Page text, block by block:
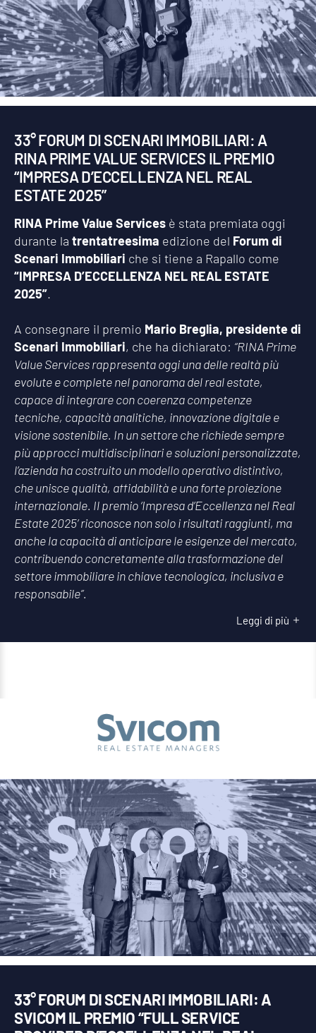
33° FORUM DI SCENARI IMMOBILIARI: A
RINA PRIME VALUE SERVICES IL PREMIO
“IMPRESA D’ECCELLENZA NEL REAL
ESTATE 2025”
RINA Prime Value Services è stata premiata oggi
durante la trentatreesima edizione del Forum di
Scenari Immobiliari che si tiene a Rapallo come
“IMPRESA D’ECCELLENZA NEL REAL ESTATE
2025”.
A consegnare il premio Mario Breglia, presidente di
Scenari Immobiliari, che ha dichiarato: “RINA Prime
Value Services rappresenta oggi una delle realtà più
evolute e complete nel panorama del real estate,
capace di integrare con coerenza competenze
tecniche, capacità analitiche, innovazione digitale e
visione sostenibile. In un settore che richiede sempre
più approcci multidisciplinari e soluzioni personalizzate,
l’azienda ha costruito un modello operativo distintivo,
che unisce qualità, affidabilità e una forte proiezione
internazionale. Il premio ‘Impresa d’Eccellenza nel Real
Estate 2025’ riconosce non solo i risultati raggiunti, ma
anche la capacità di anticipare le esigenze del mercato,
contribuendo concretamente alla trasformazione del
settore immobiliare in chiave tecnologica, inclusiva e
responsabile”.
Leggi di più
33° FORUM DI SCENARI IMMOBILIARI: A
SVICOM IL PREMIO “FULL SERVICE